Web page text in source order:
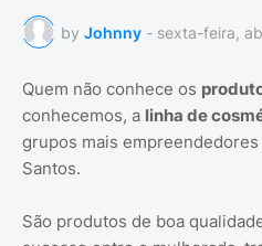
by Johnny - sexta-feira,
Quem não conhece os
conhecemos, a linha de
grupos mais
Santos.
São produtos de boa